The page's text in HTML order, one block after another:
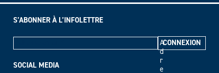
S’ABONNER À L’INFOLETTRE
A
d
r
e
SOCIAL MEDIA